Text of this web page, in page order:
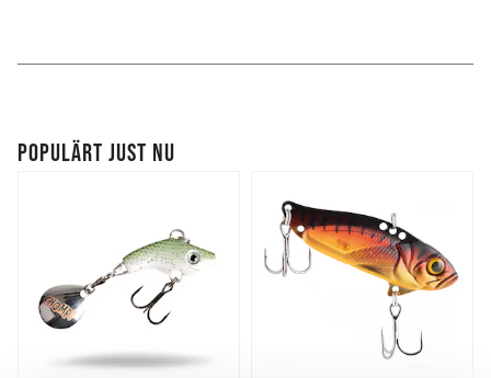
POPULÄRT JUST NU